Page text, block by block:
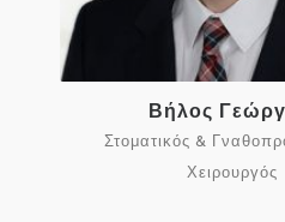
Βήλος
Στοματικός &
Χειρουργός